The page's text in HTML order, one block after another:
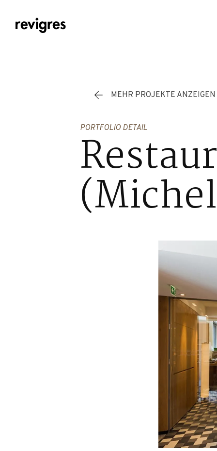
MEHR PROJEKTE ANZEIGEN
PORTFOLIO DETAIL